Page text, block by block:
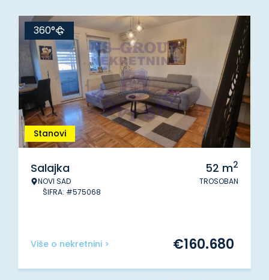
Stanovi
360°
Salajka
NOVI SAD
ŠIFRA: #575068
52 m2
TROSOBAN
Više o nekretnini > €160.680